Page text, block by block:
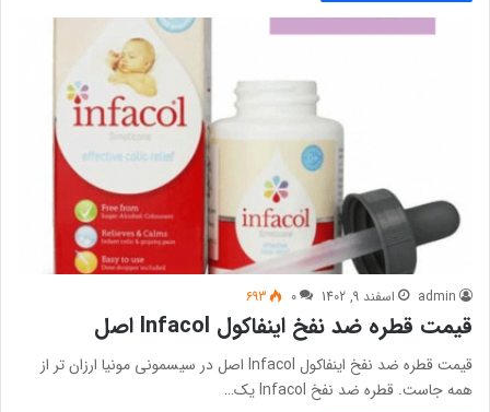
admin اسفند 9, 1402 0
693
قیمت قطره ضد نفخ اینفاکول Infacol اصل
قیمت قطره ضد نفخ اینفاکول Infacol اصل در سیسمونی مونیا ارزان تر از
همه جاست. قطره ضد نفخ Infacol یک…